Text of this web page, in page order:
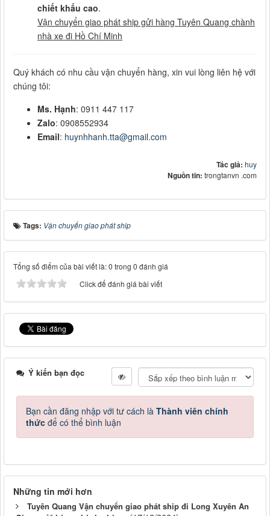
chiết khấu cao.
Vận chuyển giao phát ship gửi hàng Tuyên Quang chành
nhà xe đi Hồ Chí Minh
Quý khách có nhu cầu vận chuyển hàng, xin vui lòng liên hệ với
chúng tôi:
Ms. Hạnh: 0911 447 117
Zalo: 0908552934
Email: huynhhanh.tta@gmail.com
Tác giả: huy
Nguồn tin: trongtanvn .com
Tags: Vận chuyển giao phát ship
Tổng số điểm của bài viết là: 0 trong 0 đánh giá
Click để đánh giá bài viết
Ý kiến bạn đọc
Bạn cần đăng nhập với tư cách là Thành viên chính
thức để có thể bình luận
Những tin mới hơn
Tuyên Quang Vận chuyển giao phát ship đi Long Xuyên An